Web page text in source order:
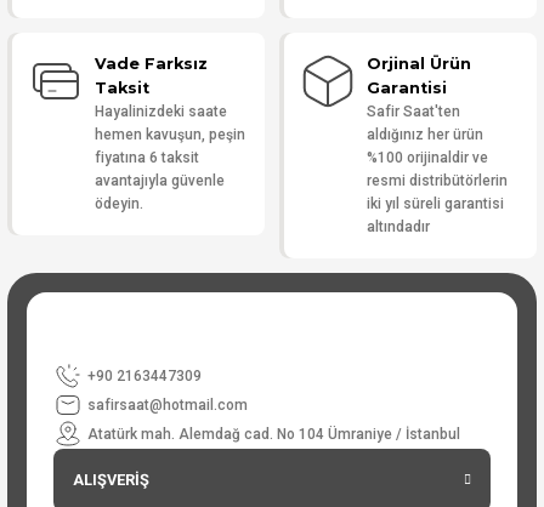
Vade Farksız
Taksit
Hayalinizdeki saate
hemen kavuşun, peşin
fiyatına 6 taksit
avantajıyla güvenle
ödeyin.
Orjinal Ürün
Garantisi
Safir Saat'ten
aldığınız her ürün
%100 orijinaldir ve
resmi distribütörlerin
iki yıl süreli garantisi
altındadır
+90 2163447309
safirsaat@hotmail.com
Atatürk mah. Alemdağ cad. No 104 Ümraniye / İstanbul
ALIŞVERİŞ